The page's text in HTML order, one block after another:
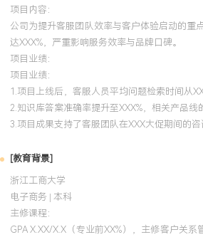
项目内容：
公司为提升客服团队效率与客户体验启动的重
达XXX%，严重影响服务效率与品牌口碑。
项目业绩：
项目业绩：
1.项目上线后，客服人员平均问题检索时间从
2.知识库答案准确率提升至XXX%，相关产品线
3.项目成果支持了客服团队在XXX大促期间的
[教育背景]
浙江工商大学
电子商务 | 本科
主修课程：
GPA X.XX/X.X（专业前XX%），主修客户关